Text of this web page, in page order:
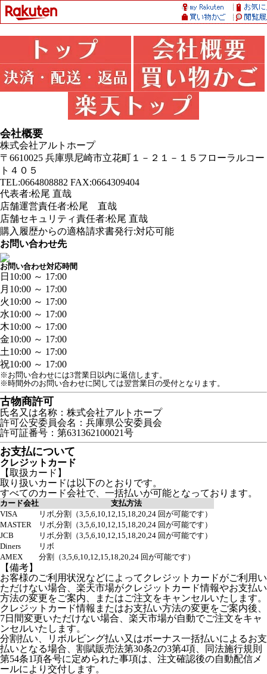
会社概要
株式会社アルトホープ
〒6610025 兵庫県尼崎市立花町１－２１－１５フローラルコー
ト４０５
TEL:0664808882 FAX:0664309404
代表者:松尾 直哉
店舗運営責任者:松尾 直哉
店舗セキュリティ責任者:松尾 直哉
購入履歴からの適格請求書発行:対応可能
お問い合わせ先
お問い合わせ対応時間
日 10:00 ～ 17:00
月 10:00 ～ 17:00
火10:00 ～ 17:00
水10:00 ～ 17:00
木10:00 ～ 17:00
金10:00 ～ 17:00
土10:00 ～ 17:00
祝10:00 ～ 17:00
※お問い合わせには3営業日以内に返信します。
※時間外のお問い合わせに関しては翌営業日の受付となります。
古物商許可
氏名又は名称：株式会社アルトホープ
許可公安委員会名：兵庫県公安委員会
許可証番号：第631362100021号
お支払について
クレジットカード
【取扱カード】
取り扱いカードは以下のとおりです。
すべてのカード会社で、一括払いが可能となっております。
カード会社
支払方法
VISA
リボ,分割（3,5,6,10,12,15,18,20,24 回が可能です）
MASTER
リボ,分割（3,5,6,10,12,15,18,20,24 回が可能です）
JCB
リボ,分割（3,5,6,10,12,15,18,20,24 回が可能です）
Diners
リボ
AMEX
分割（3,5,6,10,12,15,18,20,24 回が可能です）
【備考】
お客様のご利用状況などによってクレジットカードがご利用い
ただけない場合、楽天市場がクレジットカード情報やお支払い
方法の変更をご案内、またはご注文をキャンセルいたします。
クレジットカード情報またはお支払い方法の変更をご案内後、
7日間変更いただけない場合、楽天市場が自動でご注文をキャ
ンセルいたします。
分割払い、リボルビング払い又はボーナス一括払いによるお支
払いとなる場合、割賦販売法第30条2の3第4項、同法施行規則
第54条1項各号に定められた事項は、注文確認後の自動配信メ
ールにより交付します。